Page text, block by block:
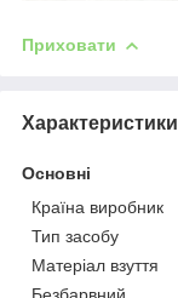
Приховати
Характеристики
Основні
Країна виробник
Тип засобу
Матеріал взуття
Безбарвний